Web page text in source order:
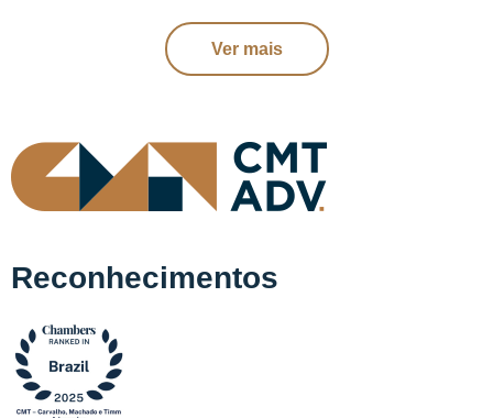
Ver mais
Reconhecimentos